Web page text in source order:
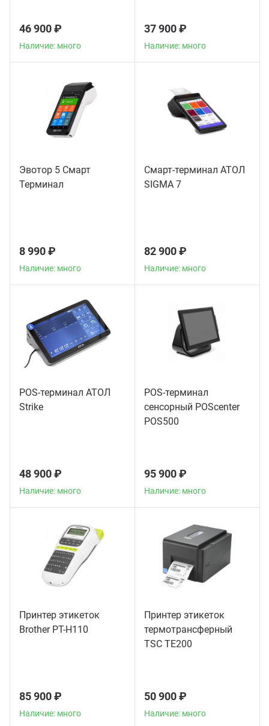
46 900 ₽
Наличие: много
37 900 ₽
Наличие: много
Эвотор 5 Смарт
Терминал
8 990 ₽
Наличие: много
Смарт-терминал АТОЛ
SIGMA 7
82 900 ₽
Наличие: много
POS-терминал АТОЛ
Strike
48 900 ₽
Наличие: много
POS-терминал
сенсорный POScenter
POS500
95 900 ₽
Наличие: много
Принтер этикеток
Brother PT-H110
85 900 ₽
Наличие: много
Принтер этикеток
термотрансферный
TSC TE200
50 900 ₽
Наличие: много